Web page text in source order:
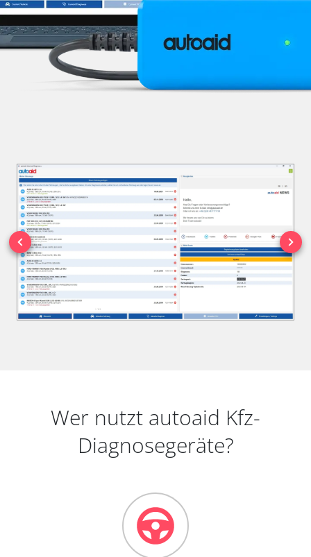
Wer nutzt autoaid Kfz-
Diagnosegeräte?